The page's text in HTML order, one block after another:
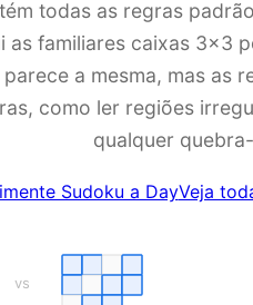
todas as regras
as familiares caixas 3×3
a mesma, mas as
como ler regiões
qualquer
Sudoku a DayVeja
vs